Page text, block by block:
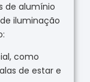
de alumínio
iluminação
como
de estar e